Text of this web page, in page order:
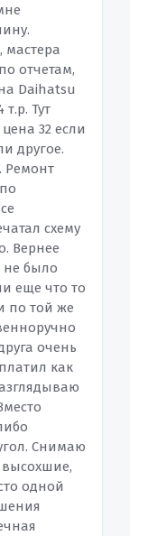
мастера
отчетам,
Daihatsu
Тут
32 если
другое.
Ремонт
схему
Вернее
не было
еще что то
по той же
очень
как
Снимаю
одной